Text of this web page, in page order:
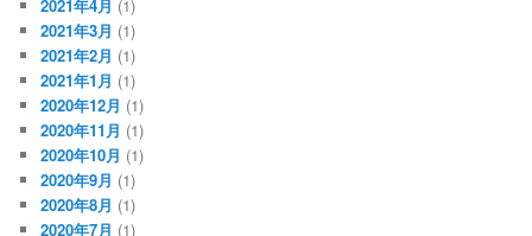
2021年4月 (1)
2021年3月 (1)
2021年2月 (1)
2021年1月 (1)
2020年12月 (1)
2020年11月 (1)
2020年10月 (1)
2020年9月 (1)
2020年8月 (1)
2020年7月 (1)